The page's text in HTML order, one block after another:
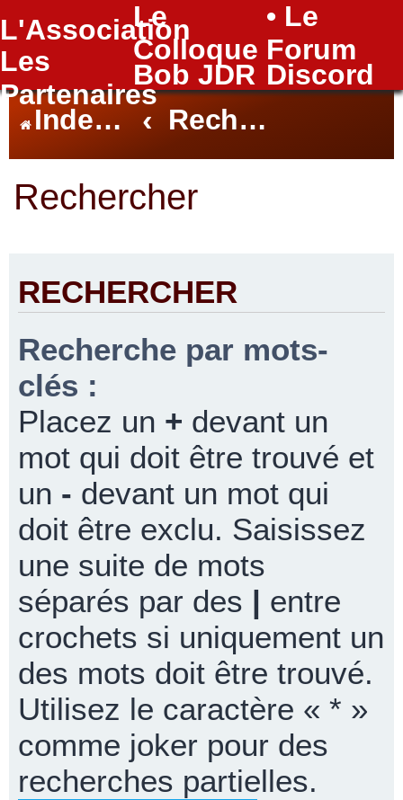
L'Association
Le
Colloque
• Le
Forum
Les
Partenaires
Bob JDR Discord
FAQ
Index du forum Rechercher
Rechercher
RECHERCHER
Recherche par mots-
clés :
Placez un + devant un
mot qui doit être trouvé et
un - devant un mot qui
doit être exclu. Saisissez
une suite de mots
séparés par des | entre
crochets si uniquement un
des mots doit être trouvé.
Utilisez le caractère « * »
comme joker pour des
recherches partielles.